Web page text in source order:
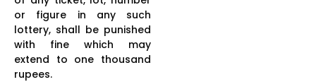
or figure in any such
lottery, shall be punished
with fine which may
extend to one thousand
rupees.